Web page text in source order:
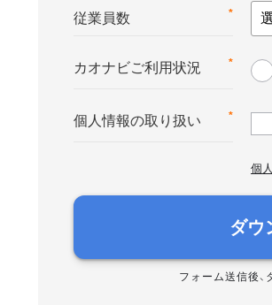
*
従業員数
*
カオナビご利用状況
*
個人情報の取り扱い
個
ダウ
フォーム送信後